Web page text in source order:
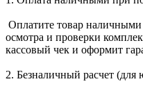
Оплатите товар наличными
осмотра и проверки
кассовый чек и оформит
2. Безналичный расчет